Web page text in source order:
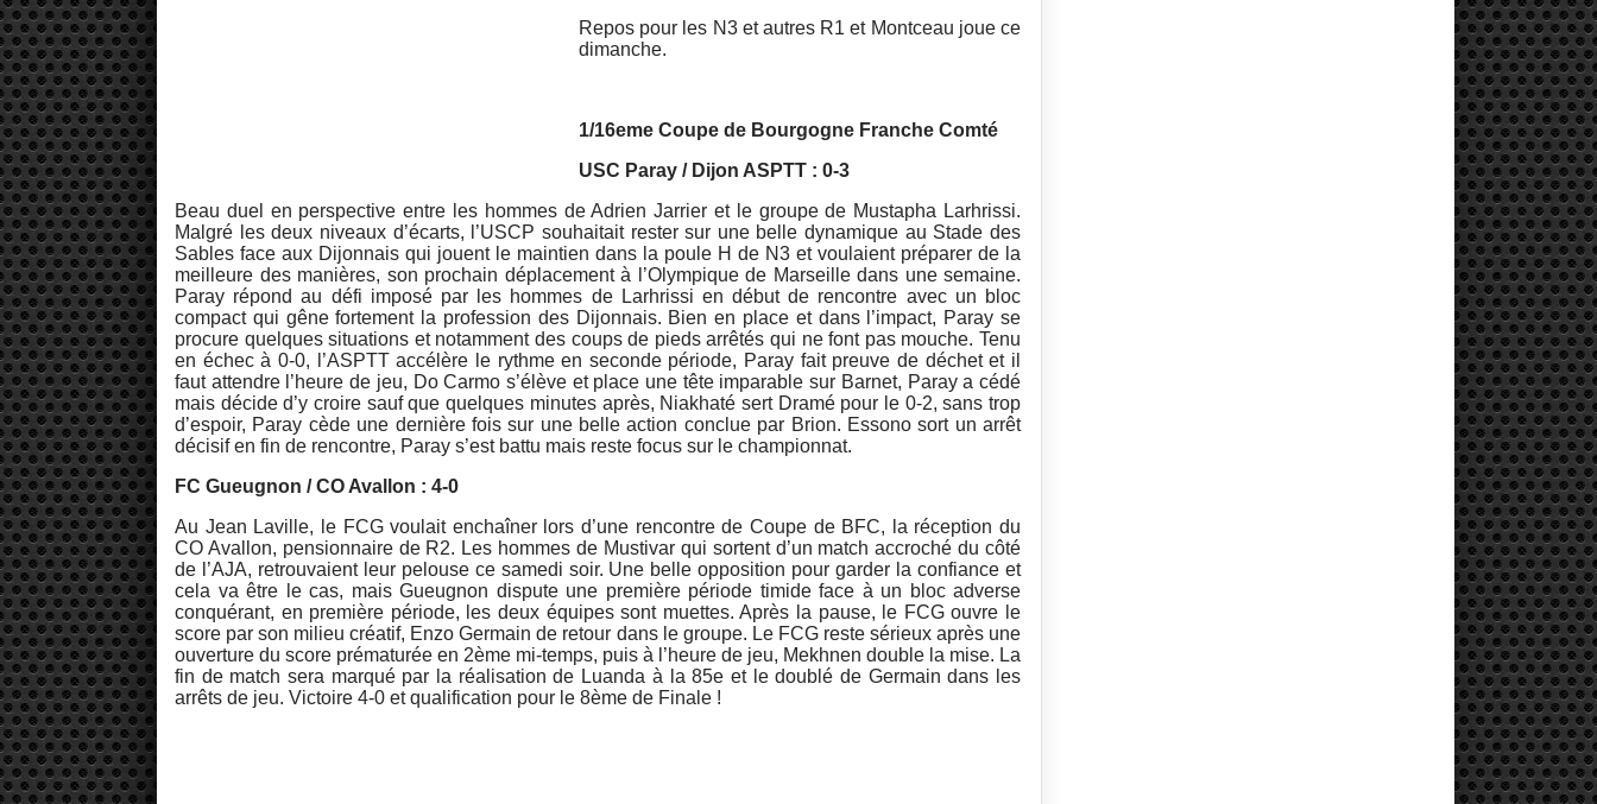
Repos pour les N3 et autres R1 et Montceau joue ce
dimanche.
1/16eme Coupe de Bourgogne Franche Comté
USC Paray / Dijon ASPTT : 0-3
Beau duel en perspective entre les hommes de Adrien Jarrier et le groupe de Mustapha Larhrissi.
Malgré les deux niveaux d’écarts, l’USCP souhaitait rester sur une belle dynamique au Stade des
Sables face aux Dijonnais qui jouent le maintien dans la poule H de N3 et voulaient préparer de la
meilleure des manières, son prochain déplacement à l’Olympique de Marseille dans une semaine.
Paray répond au défi imposé par les hommes de Larhrissi en début de rencontre avec un bloc
compact qui gêne fortement la profession des Dijonnais. Bien en place et dans l’impact, Paray se
procure quelques situations et notamment des coups de pieds arrêtés qui ne font pas mouche. Tenu
en échec à 0-0, l’ASPTT accélère le rythme en seconde période, Paray fait preuve de déchet et il
faut attendre l’heure de jeu, Do Carmo s’élève et place une tête imparable sur Barnet, Paray a cédé
mais décide d’y croire sauf que quelques minutes après, Niakhaté sert Dramé pour le 0-2, sans trop
d’espoir, Paray cède une dernière fois sur une belle action conclue par Brion. Essono sort un arrêt
décisif en fin de rencontre, Paray s’est battu mais reste focus sur le championnat.
FC Gueugnon / CO Avallon : 4-0
Au Jean Laville, le FCG voulait enchaîner lors d’une rencontre de Coupe de BFC, la réception du
CO Avallon, pensionnaire de R2. Les hommes de Mustivar qui sortent d’un match accroché du côté
de l’AJA, retrouvaient leur pelouse ce samedi soir. Une belle opposition pour garder la confiance et
cela va être le cas, mais Gueugnon dispute une première période timide face à un bloc adverse
conquérant, en première période, les deux équipes sont muettes. Après la pause, le FCG ouvre le
score par son milieu créatif, Enzo Germain de retour dans le groupe. Le FCG reste sérieux après une
ouverture du score prématurée en 2ème mi-temps, puis à l’heure de jeu, Mekhnen double la mise. La
fin de match sera marqué par la réalisation de Luanda à la 85e et le doublé de Germain dans les
arrêts de jeu. Victoire 4-0 et qualification pour le 8ème de Finale !